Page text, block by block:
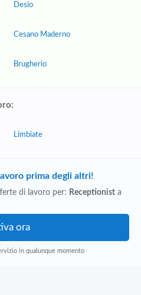
Desio
Cesano Maderno
Brugherio
Limbiate
prima degli altri!
di lavoro per: Receptionist a
in qualunque momento